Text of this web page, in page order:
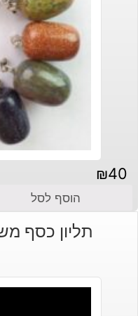
₪40
הוסף לסל
תליון כסף